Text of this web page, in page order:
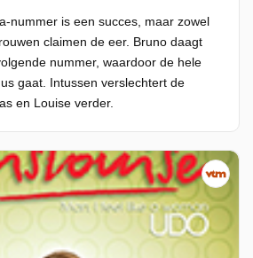
nummer is een succes, maar zowel
claimen de eer. Bruno daagt
nummer, waardoor de hele
gaat. Intussen verslechtert de
en Louise verder.